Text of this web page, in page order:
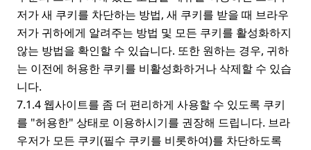
저가 새 쿠키를 차단하는 방법, 새 쿠키를 받을 때 브라우
저가 귀하에게 알려주는 방법 및 모든 쿠키를 활성화하지
않는 방법을 확인할 수 있습니다. 또한 원하는 경우, 귀하
는 이전에 허용한 쿠키를 비활성화하거나 삭제할 수 있습
니다.
7.1.4 웹사이트를 좀 더 편리하게 사용할 수 있도록 쿠키
를 "허용한" 상태로 이용하시기를 권장해 드립니다. 브라
우저가 모든 쿠키(필수 쿠키를 비롯하여)를 차단하도록